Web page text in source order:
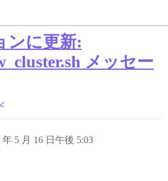
ンに更新:
メッセー
年 5 月 16 日午後 5:03